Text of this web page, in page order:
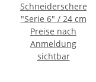
Schneiderschere
"Serie 6" / 24 cm
Preise nach
Anmeldung
sichtbar